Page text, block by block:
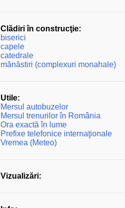
Clădiri în construcţie:
biserici
capele
catedrale
mănăstiri (complexuri monahale)
Utile:
Mersul autobuzelor
Mersul trenurilor în România
Ora exactă în lume
Prefixe telefonice internaţionale
Vremea (Meteo)
Vizualizări: